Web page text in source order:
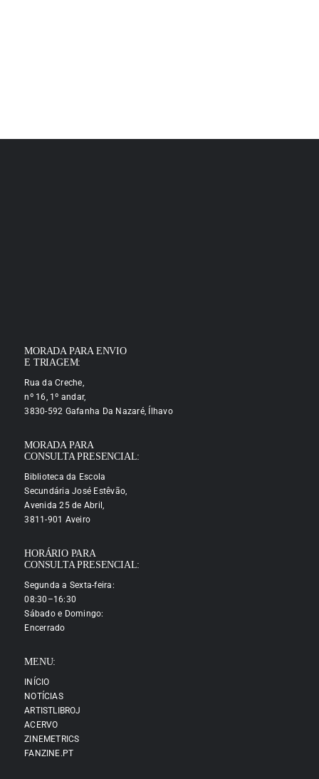
MORADA PARA ENVIO
E TRIAGEM:
Rua da Creche,
nº 16, 1º andar,
3830-592 Gafanha Da Nazaré, Ílhavo
MORADA PARA
CONSULTA PRESENCIAL:
Biblioteca da Escola
Secundária José Estêvão,
Avenida 25 de Abril,
3811-901 Aveiro
HORÁRIO PARA
CONSULTA PRESENCIAL:
Segunda a Sexta-feira:
08:30–16:30
Sábado e Domingo:
Encerrado
MENU:
INÍCIO
NOTÍCIAS
ARTISTLIBROJ
ACERVO
ZINEMETRICS
FANZINE.PT